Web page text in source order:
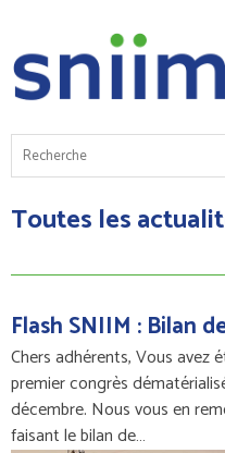
Toutes les
Flash SNIIM : Bilan
Chers adhérents, Vous avez
premier congrès
décembre. Nous vous en
faisant le bilan de…